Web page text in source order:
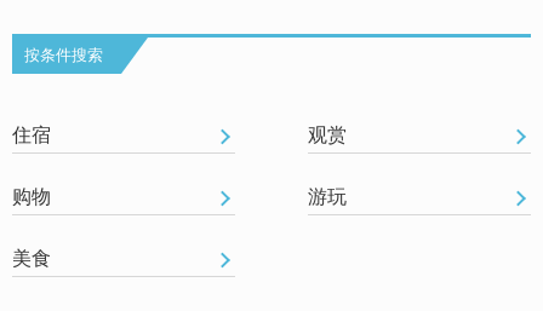
按条件搜索
住宿 观赏
购物 游玩
美食